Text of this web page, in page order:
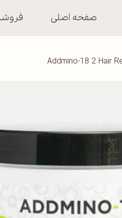
صفحه اصلی